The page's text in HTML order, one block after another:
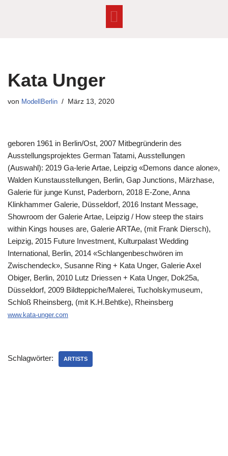
Kata Unger
von ModellBerlin März 13, 2020
geboren 1961 in Berlin/Ost, 2007 Mitbegründerin des
Ausstellungsprojektes German Tatami, Ausstellungen
(Auswahl): 2019 Ga-lerie Artae, Leipzig «Demons dance alone»,
Walden Kunstausstellungen, Berlin, Gap Junctions, Märzhase,
Galerie für junge Kunst, Paderborn, 2018 E-Zone, Anna
Klinkhammer Galerie, Düsseldorf, 2016 Instant Message,
Showroom der Galerie Artae, Leipzig / How steep the stairs
within Kings houses are, Galerie ARTAe, (mit Frank Diersch),
Leipzig, 2015 Future Investment, Kulturpalast Wedding
International, Berlin, 2014 «Schlangenbeschwören im
Zwischendeck», Susanne Ring + Kata Unger, Galerie Axel
Obiger, Berlin, 2010 Lutz Driessen + Kata Unger, Dok25a,
Düsseldorf, 2009 Bildteppiche/Malerei, Tucholskymuseum,
Schloß Rheinsberg, (mit K.H.Behtke), Rheinsberg
www.kata-unger.com
Schlagwörter: ARTISTS